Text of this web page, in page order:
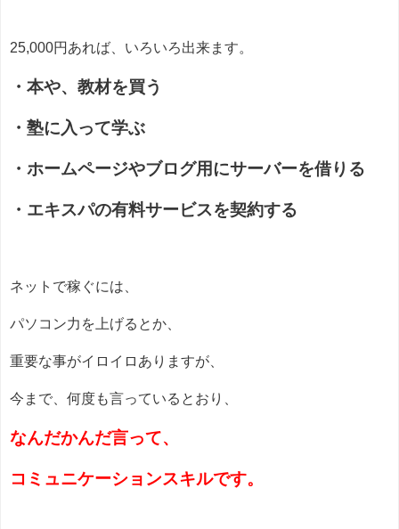
25,000円あれば、いろいろ出来ます。
・本や、教材を買う
・塾に入って学ぶ
・ホームページやブログ用にサーバーを借りる
・エキスパの有料サービスを契約する
ネットで稼ぐには、
パソコン力を上げるとか、
重要な事がイロイロありますが、
今まで、何度も言っているとおり、
なんだかんだ言って、
コミュニケーションスキルです。